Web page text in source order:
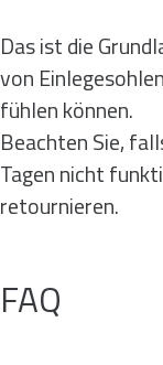
Das ist die
von
fühlen können.
Beachten Sie,
Tagen nicht
retournieren.
FAQ